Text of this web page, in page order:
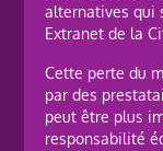
alternatives qui
Extranet de la
Cette perte du
par des
peut être plus
responsabilité